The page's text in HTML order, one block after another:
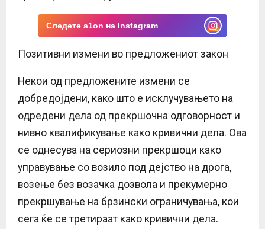
Следете a1on на Instagram
Позитивни измени во предложениот закон
Некои од предложените измени се
добредојдени, како што е исклучувањето на
одредени дела од прекршочна одговорност и
нивно квалификување како кривични дела. Ова
се однесува на сериозни прекршоци како
управување со возило под дејство на дрога,
возење без возачка дозвола и прекумерно
прекршување на брзински ограничувања, кои
сега ќе се третираат како кривични дела.